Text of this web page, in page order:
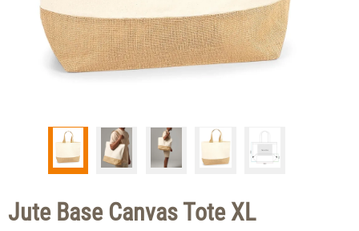
Jute Base Canvas Tote XL